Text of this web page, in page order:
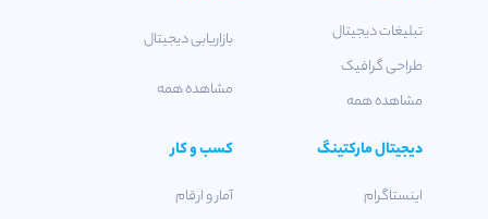
تبلیغات دیجیتال
طراحی گرافیک
مشاهده همه
بازاریابی دیجیتال
مشاهده همه
دیجیتال مارکتینگ
اینستاگرام
کسب و کار
آمار و ارقام